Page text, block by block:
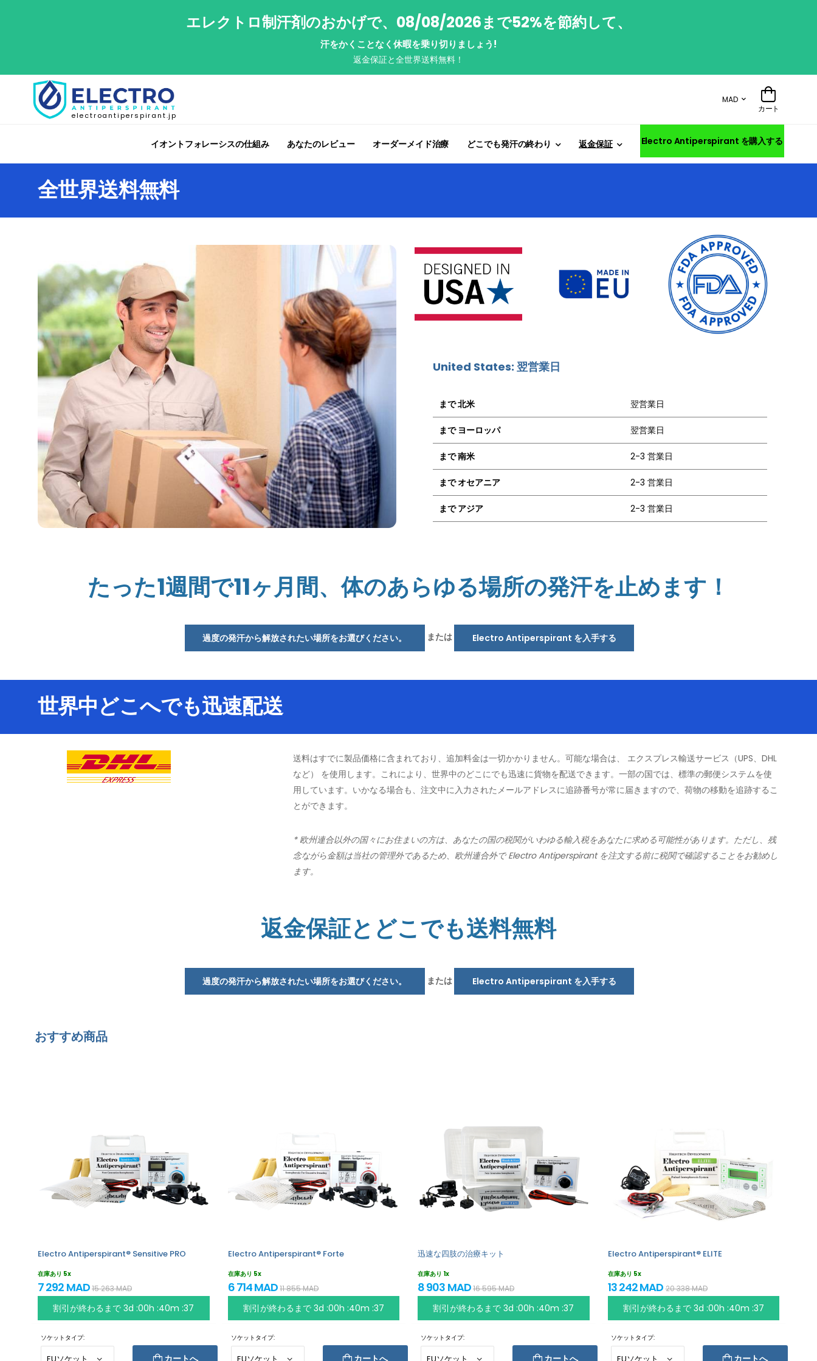
エレクトロ制汗剤のおかげで、08/08/2026まで52%を節約して、
汗をかくことなく休暇を乗り切りましょう!
返金保証と全世界送料無料！
electroantiperspirant.jp
MAD
カート
イオントフォレーシスの仕組み あなたのレビュー オーダーメイド治療 どこでも発汗の終わり 返金保証 Electro Antiperspirant を購入する
全世界送料無料
United States: 翌営業日
まで 北米 翌営業日
まで ヨーロッパ 翌営業日
まで 南米 2-3 営業日
まで オセアニア 2-3 営業日
まで アジア 2-3 営業日
たった1週間で11ヶ月間、体のあらゆる場所の発汗を止めます！
過度の発汗から解放されたい場所をお選びください。 または Electro Antiperspirant を入手する
世界中どこへでも迅速配送
送料はすでに製品価格に含まれており、追加料金は一切かかりません。可能な場合は、 エクスプレス輸送サービス（UPS、DHL
など）
を使用します。これにより、世界中のどこにでも迅速に貨物を配送できます。一部の国では、標準の郵便システムを使
用しています。いかなる場合も、注文中に入力されたメールアドレスに追跡番号が常に届きますので、荷物の移動を追跡するこ
とができます。
* 欧州連合以外の国々にお住まいの方は、あなたの国の税関がいわゆる輸入税をあなたに求める可能性があります。ただし、残
念ながら金額は当社の管理外であるため、欧州連合外で Electro Antiperspirant を注文する前に税関で確認することをお勧めし
ます。
返金保証とどこでも送料無料
過度の発汗から解放されたい場所をお選びください。 または Electro Antiperspirant を入手する
おすすめ商品
Electro Antiperspirant® Sensitive PRO
在庫あり 5x
7 292 MAD15 263 MAD
割引が終わるまで3d :00h :40m :37
ソケットタイプ:
Electro Antiperspirant® Forte
在庫あり 5x
6 714 MAD 11 855 MAD
割引が終わるまで 3d :00h :40m :37
ソケットタイプ:
迅速な四肢の治療キット
在庫あり 1x
8 903 MAD16 595 MAD
割引が終わるまで3d :00h :40m :37
ソケットタイプ:
Electro Antiperspirant® ELITE
在庫あり 5x
13 242 MAD 20 338 MAD
割引が終わるまで 3d :00h :40m :37
ソケットタイプ: